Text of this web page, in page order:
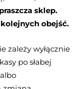
sklep.
obejść.
zależy wyłącznie
po słabej